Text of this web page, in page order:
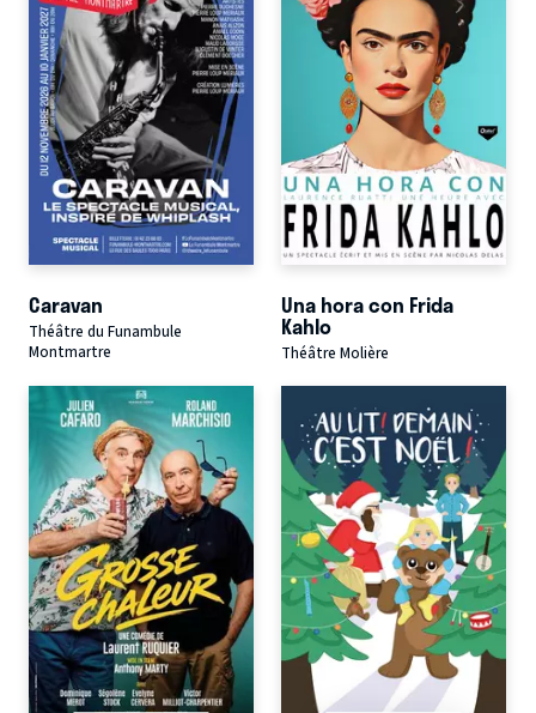
Caravan
Théâtre du Funambule
Montmartre
Una hora con Frida
Kahlo
Théâtre Molière